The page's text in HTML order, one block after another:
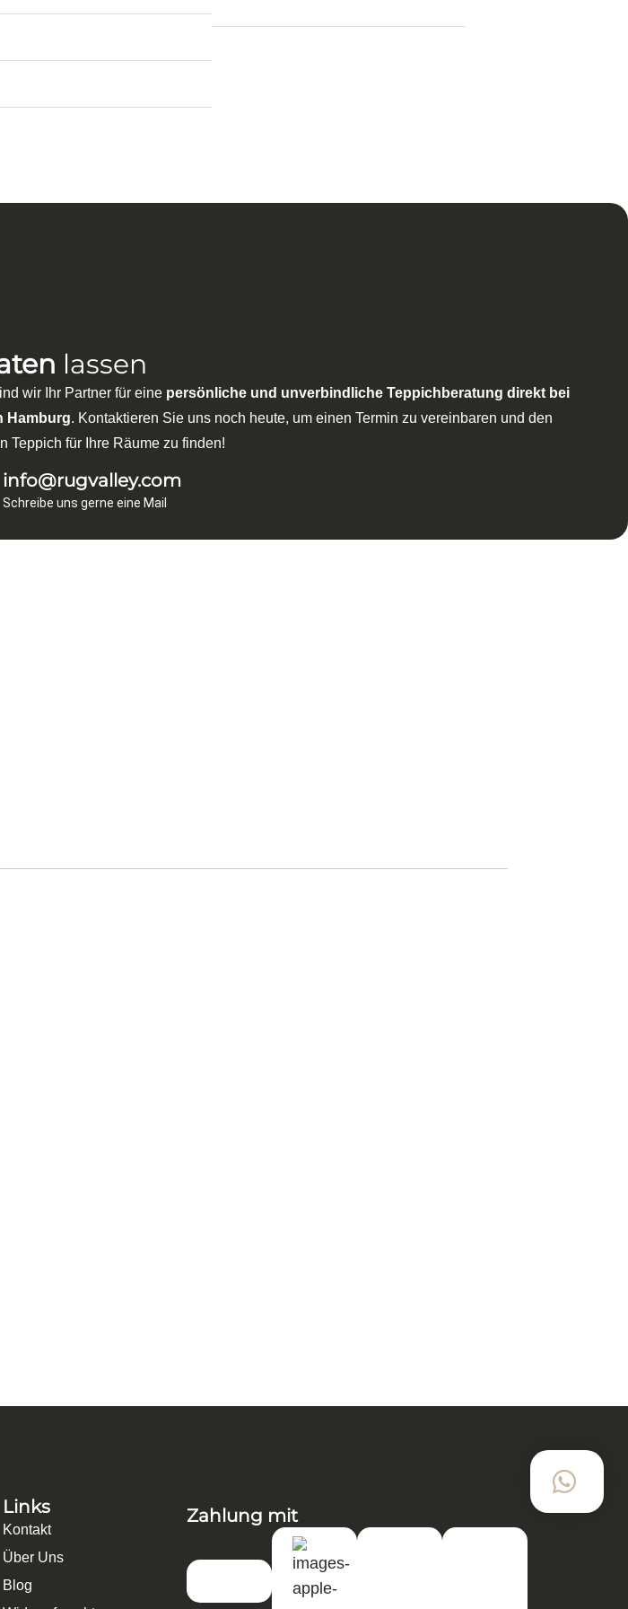
174 cm
8 mm
Form:Quadratisch
lassen
wir Ihr Partner für eine persönliche und unverbindliche Teppichberatung direkt bei
Hamburg. Kontaktieren Sie uns noch heute, um einen Termin zu vereinbaren und den
Teppich für Ihre Räume zu finden!
info@rugvalley.com
Schreibe uns gerne eine Mail
Links
Kontakt
Über Uns
Blog
Zahlung mit